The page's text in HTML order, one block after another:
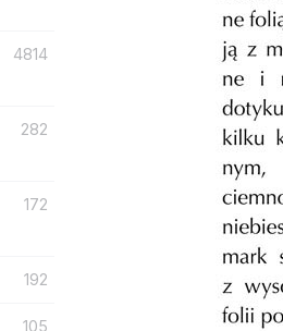
4814
282
172
192
105